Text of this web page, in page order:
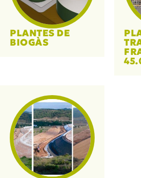
PLANTES DE
BIOGÀS